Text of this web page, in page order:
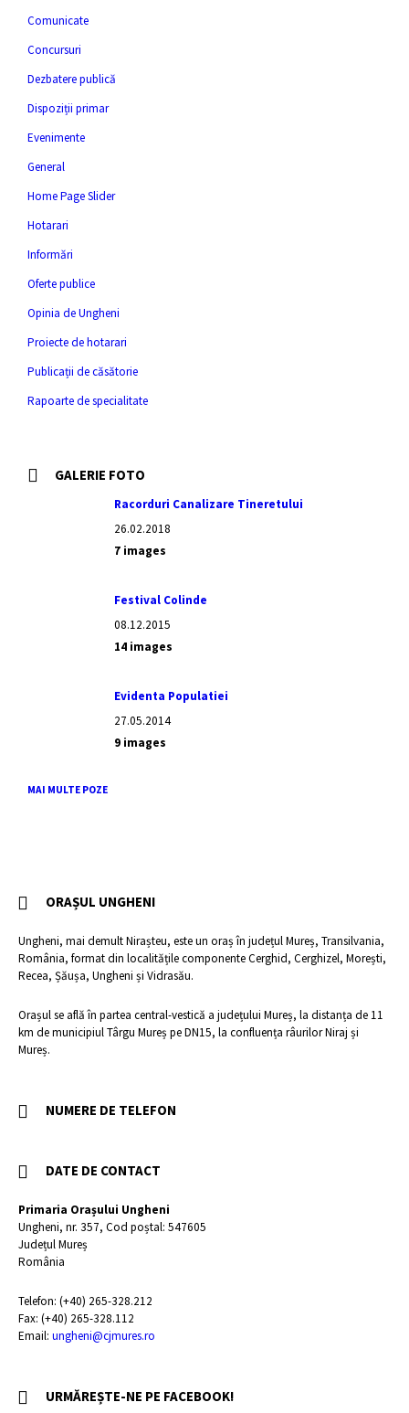
Comunicate
Concursuri
Dezbatere publică
Dispoziții primar
Evenimente
General
Home Page Slider
Hotarari
Informări
Oferte publice
Opinia de Ungheni
Proiecte de hotarari
Publicații de căsătorie
Rapoarte de specialitate
GALERIE FOTO
Racorduri Canalizare Tineretului
26.02.2018
7 images
Festival Colinde
08.12.2015
14 images
Evidenta Populatiei
27.05.2014
9 images
MAI MULTE POZE
ORAȘUL UNGHENI
Ungheni, mai demult Nirașteu, este un oraș în județul Mureș, Transilvania,
România, format din localitățile componente Cerghid, Cerghizel, Morești,
Recea, Șăușa, Ungheni și Vidrasău.
Orașul se află în partea central-vestică a județului Mureș, la distanța de 11
km de municipiul Târgu Mureș pe DN15, la confluența râurilor Niraj și
Mureș.
NUMERE DE TELEFON
DATE DE CONTACT
Primaria Orașului Ungheni
Ungheni, nr. 357, Cod poștal: 547605
Județul Mureș
România
Telefon: (+40) 265-328.212
Fax: (+40) 265-328.112
Email: ungheni@cjmures.ro
URMĂREȘTE-NE PE FACEBOOK!